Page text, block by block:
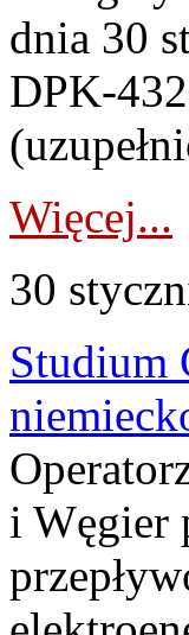
dnia 30
DPK-
Więcej...
30
Studium
i Węgier